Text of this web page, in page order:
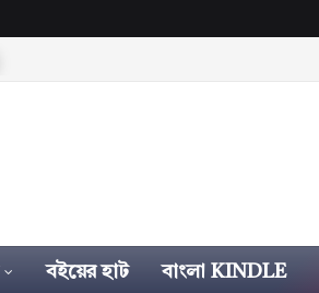
বইয়ের হাট বাংলা KINDLE